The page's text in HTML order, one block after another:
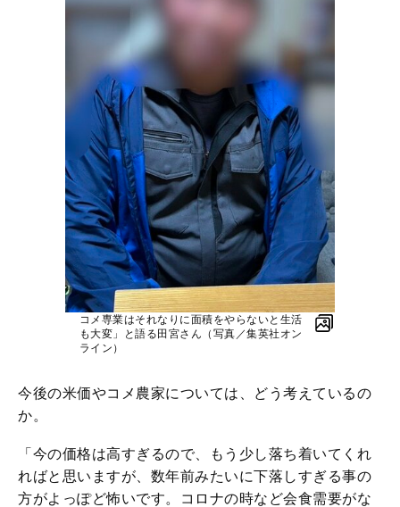
コメ専業はそれなりに面積をやらないと生活
も大変」と語る田宮さん（写真／集英社オン
ライン）
今後の米価やコメ農家については、どう考えているの
か。
「今の価格は高すぎるので、もう少し落ち着いてくれ
ればと思いますが、数年前みたいに下落しすぎる事の
方がよっぽど怖いです。コロナの時など会食需要がな